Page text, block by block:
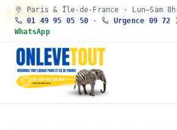
Paris & Île-de-France · Lun–Sam
01 49 95 05 50 · Urgence 09 72
WhatsApp
30 SEC